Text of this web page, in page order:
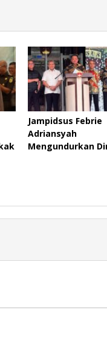
Jampidsus Febrie
Adriansyah
Mengundurkan